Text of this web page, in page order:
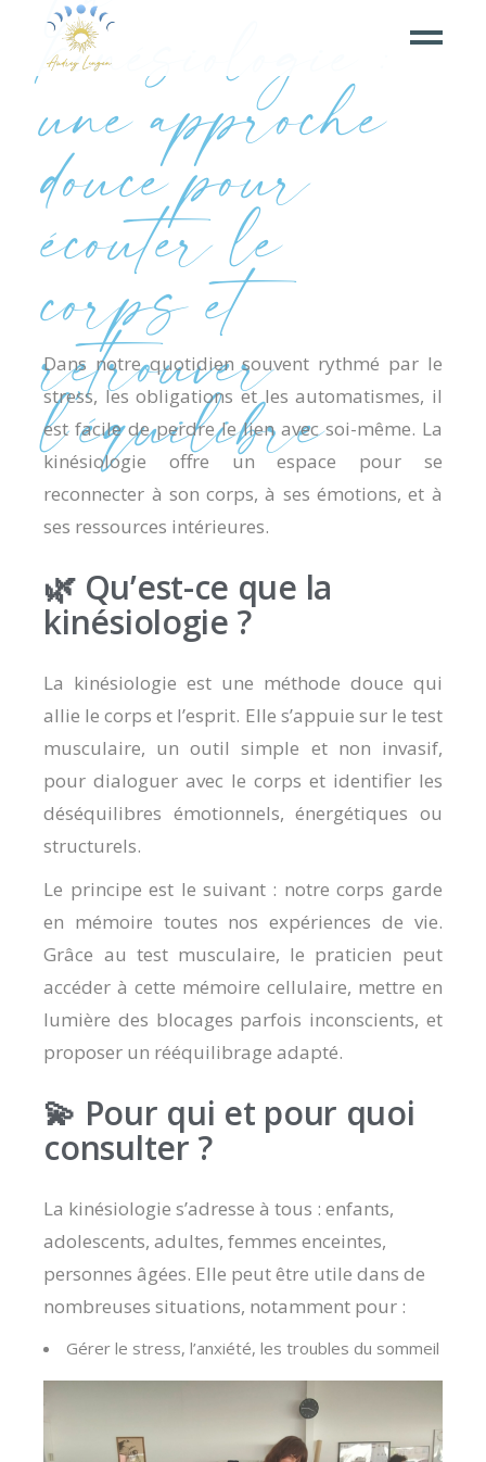
kinésiologie :
une approche
douce pour
écouter le
corps et
retrouver
l’équilibre
Dans notre quotidien souvent rythmé par le
stress, les obligations et les automatismes, il
est facile de perdre le lien avec soi-même. La
kinésiologie offre un espace pour se
reconnecter à son corps, à ses émotions, et à
ses ressources intérieures.
🌿 Qu’est-ce que la
kinésiologie ?
La kinésiologie est une méthode douce qui
allie le corps et l’esprit. Elle s’appuie sur le test
musculaire, un outil simple et non invasif,
pour dialoguer avec le corps et identifier les
déséquilibres émotionnels, énergétiques ou
structurels.
Le principe est le suivant : notre corps garde
en mémoire toutes nos expériences de vie.
Grâce au test musculaire, le praticien peut
accéder à cette mémoire cellulaire, mettre en
lumière des blocages parfois inconscients, et
proposer un rééquilibrage adapté.
💫 Pour qui et pour quoi
consulter ?
La kinésiologie s’adresse à tous : enfants,
adolescents, adultes, femmes enceintes,
personnes âgées. Elle peut être utile dans de
nombreuses situations, notamment pour :
Gérer le stress, l’anxiété, les troubles du sommeil